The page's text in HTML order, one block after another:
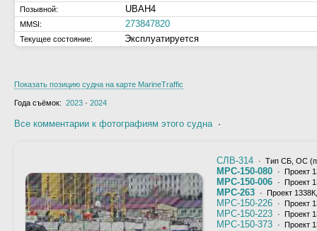
Позывной: UBAH4
MMSI: 273847820
Текущее состояние: Эксплуатируется
Показать позицию судна на карте MarineTraffic
Года съёмок: 2023 · 2024
Все комментарии к фотографиям этого судна·
СЛВ-314 · Тип СБ, ОС
МРС-150-080 · Проект
МРС-150-006 · Проект
МРС-263 · Проект
МРС-150-226 · Проект
МРС-150-223 · Проект
МРС-150-373 · Проект